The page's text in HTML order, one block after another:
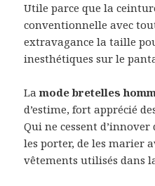
Utile parce que la
conventionnelle avec
extravagance la taille
inesthétiques sur le
Lamode bretelles
d’estime, fort apprécié
Qui ne cessent
les porter, de les marier
vêtements utilisés dans